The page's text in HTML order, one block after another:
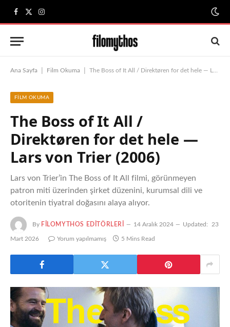
Facebook
X
(Twitter)
Instagram
Ana Sayfa Film Okuma The Boss of It All / Direktøren for det hele — Lars von Trier (2006)
FILM OKUMA
The Boss of It All /
Direktøren for det hele —
Lars von Trier (2006)
Lars von Trier’in The Boss of It All filmi, görünmeyen
patron miti üzerinden şirket düzenini, kurumsal dili ve
otoritenin tiyatral doğasını alaya alıyor.
By FILOMYTHOS EDITÖRLERI 14 Aralık 2024 Updated: 23
Mart 2026 Yorum yapılmamış 5 Mins Read